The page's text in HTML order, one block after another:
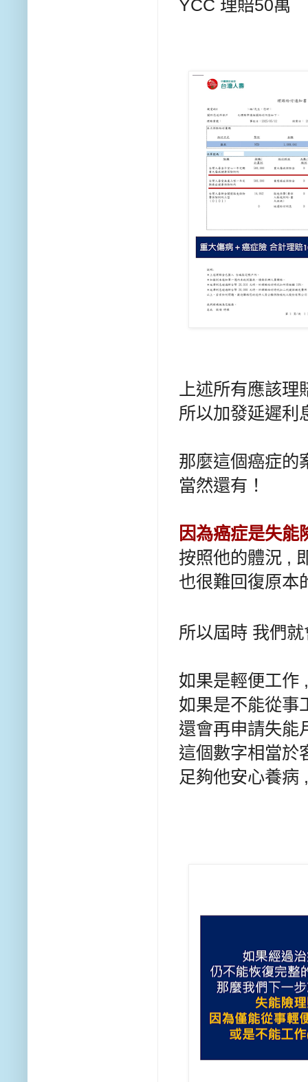
YCC 理賠50萬
上述所有應該
所以加發延遲利
那麼這個癌症的
當然還有！
因為癌症是失能
按照他的體況 ,
也很難回復原本
所以屆時 我們
如果是輕便工作
如果是不能從事
還會再申請失能
這個數字相當於
足夠他安心養病